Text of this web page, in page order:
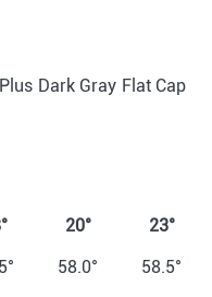
Dark Gray Flat Cap
20°
23°
58.0°
58.5°